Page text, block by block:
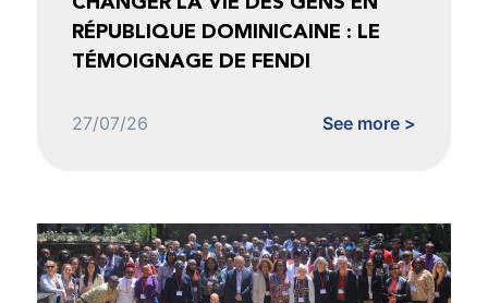
RÉPUBLIQUE DOMINICAINE : LE
TÉMOIGNAGE DE FENDI
27/07/26 See more >